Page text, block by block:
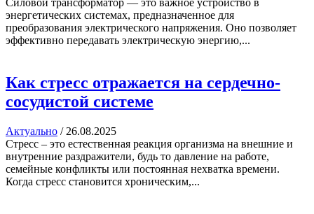
Силовой трансформатор — это важное устройство в
энергетических системах, предназначенное для
преобразования электрического напряжения. Оно позволяет
эффективно передавать электрическую энергию,...
Как стресс отражается на сердечно-
сосудистой системе
Актуально / 26.08.2025
Стресс – это естественная реакция организма на внешние и
внутренние раздражители, будь то давление на работе,
семейные конфликты или постоянная нехватка времени.
Когда стресс становится хроническим,...